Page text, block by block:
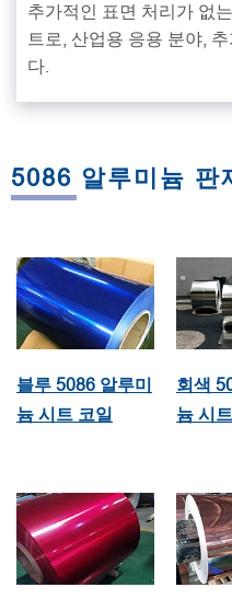
추가적인 표면 처리가 없
트로, 산업용 응용 분야,
다.
5086 알루미늄 판
블루 5086 알루미
늄 시트 코일
회색
늄 시